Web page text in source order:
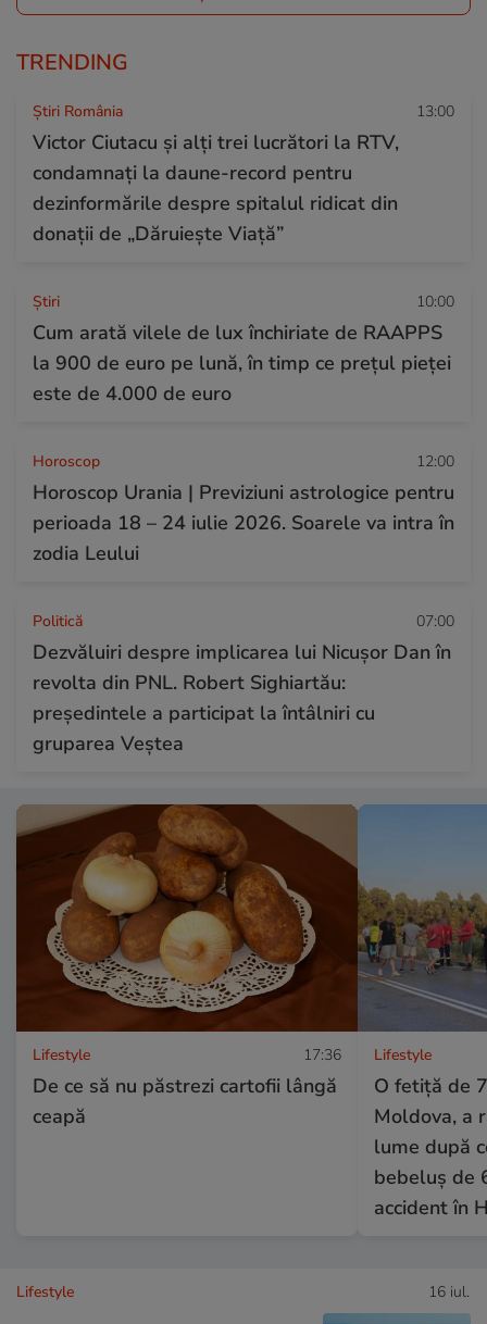
TRENDING
Știri România 13:00
Victor Ciutacu și alți trei lucrători la RTV,
condamnați la daune-record pentru
dezinformările despre spitalul ridicat din
donații de „Dăruiește Viață”
Ştiri 10:00
Cum arată vilele de lux închiriate de RAAPPS
la 900 de euro pe lună, în timp ce prețul pieței
este de 4.000 de euro
Horoscop 12:00
Horoscop Urania | Previziuni astrologice pentru
perioada 18 – 24 iulie 2026. Soarele va intra în
zodia Leului
Politică 07:00
Dezvăluiri despre implicarea lui Nicușor Dan în
revolta din PNL. Robert Sighiartău:
președintele a participat la întâlniri cu
gruparea Veștea
Lifestyle 17:36
De ce să nu păstrezi cartofii lângă
ceapă
Lifestyle
O fetiță de
Moldova, a
lume după
bebeluș de
accident în
Lifestyle 16 iul.